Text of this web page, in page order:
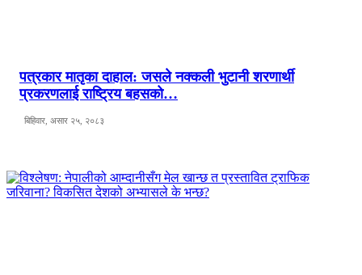
पत्रकार मातृका दाहाल: जसले नक्कली भुटानी शरणार्थी
प्रकरणलाई राष्ट्रिय बहसको…
बिहिवार, असार २५, २०८३